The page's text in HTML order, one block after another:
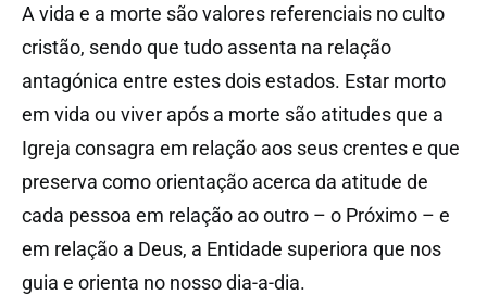
A vida e a morte são valores referenciais no culto
cristão, sendo que tudo assenta na relação
antagónica entre estes dois estados. Estar morto
em vida ou viver após a morte são atitudes que a
Igreja consagra em relação aos seus crentes e que
preserva como orientação acerca da atitude de
cada pessoa em relação ao outro – o Próximo – e
em relação a Deus, a Entidade superiora que nos
guia e orienta no nosso dia-a-dia.